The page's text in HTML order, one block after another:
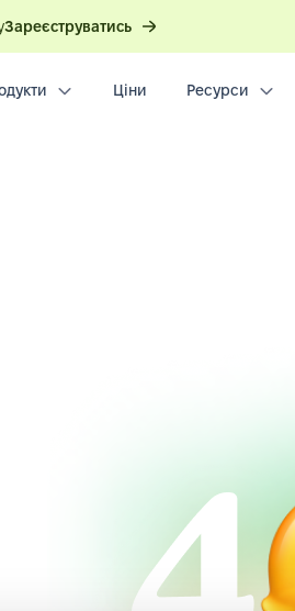
Зареєструватись
Ціни Ресурси